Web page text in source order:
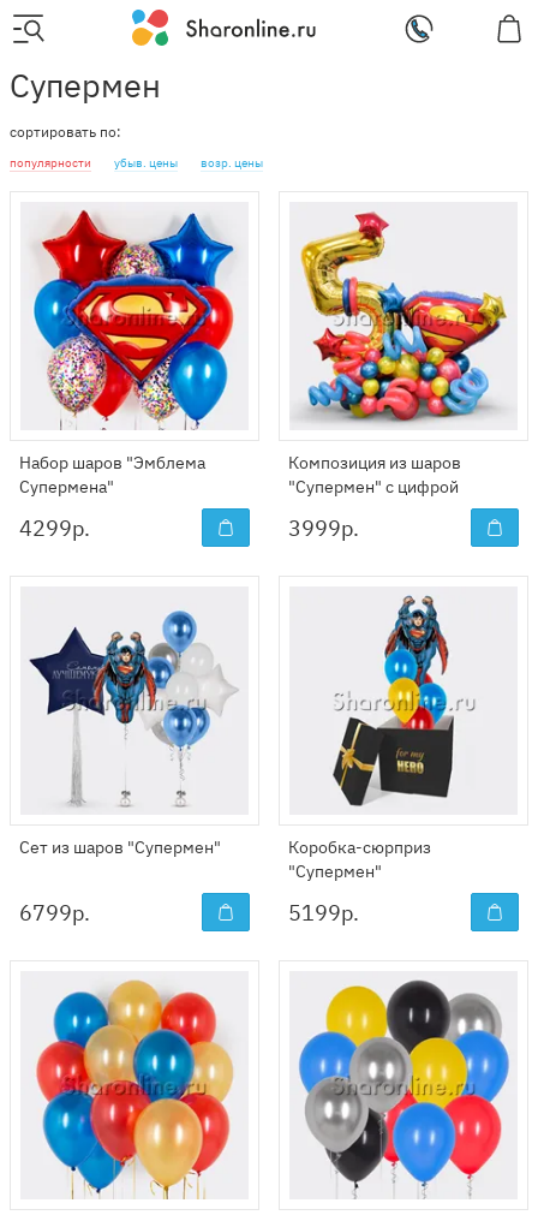
Супермен
сортировать по:
популярности убыв. цены возр. цены
Набор шаров "Эмблема
Супермена"
4299р.
Композиция из шаров
"Супермен" с цифрой
3999р.
Сет из шаров "Супермен"
6799р.
Коробка-сюрприз
"Супермен"
5199р.